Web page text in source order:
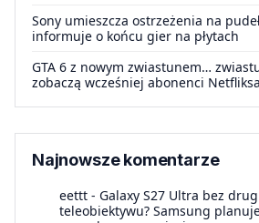
Sony umieszcza ostrzeżenia na
informuje o końcu gier na płytach
GTA 6 z nowym zwiastunem…
zobaczą wcześniej abonenci Netfliksa
Najnowsze komentarze
eettt - Galaxy S27 Ultra bez
teleobiektywu? Samsung